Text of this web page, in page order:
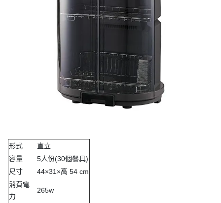
形式
直立
容量
5人份(30個餐具)
尺寸
44×31×高 54 cm
消費電
力
265w